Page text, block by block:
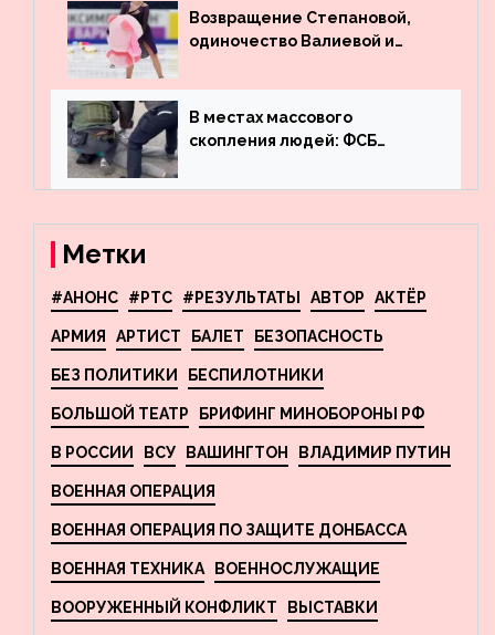
госдолга
Возвращение Степановой,
одиночество Валиевой и
что обсуждают в мире
фигурного катания
В местах массового
скопления людей: ФСБ
террористов, планировавших
Метки
#АНОНС #РТС #РЕЗУЛЬТАТЫ АВТОР АКТЁР
АРМИЯ АРТИСТ БАЛЕТ БЕЗОПАСНОСТЬ
БЕЗ ПОЛИТИКИ БЕСПИЛОТНИКИ
БОЛЬШОЙ ТЕАТР БРИФИНГ МИНОБОРОНЫ РФ
В РОССИИ ВСУ ВАШИНГТОН ВЛАДИМИР ПУТИН
ВОЕННАЯ ОПЕРАЦИЯ
ВОЕННАЯ ОПЕРАЦИЯ ПО ЗАЩИТЕ ДОНБАССА
ВОЕННАЯ ТЕХНИКА ВОЕННОСЛУЖАЩИЕ
ВООРУЖЕННЫЙ КОНФЛИКТ ВЫСТАВКИ